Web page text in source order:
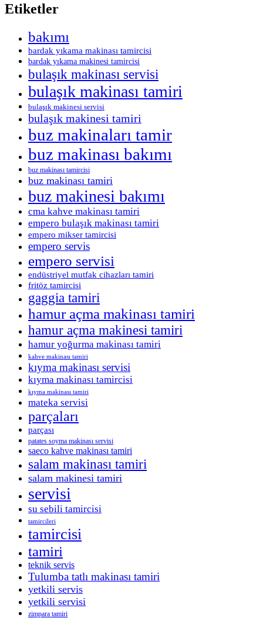
Etiketler
bakımı
bardak yıkama makinası tamircisi
bardak yıkama makinesi tamircisi
bulaşık makinası servisi
bulaşık makinası tamiri
bulaşık makinesi servisi
bulaşık makinesi tamiri
buz makinaları tamir
buz makinası bakımı
buz makinası tamircisi
buz makinası tamiri
buz makinesi bakımı
cma kahve makinası tamiri
empero bulaşık makinası tamiri
empero mikser tamircisi
empero servis
empero servisi
endüstriyel mutfak cihazları tamiri
fritöz tamircisi
gaggia tamiri
hamur açma makinası tamiri
hamur açma makinesi tamiri
hamur yoğurma makinası tamiri
kahve makinası tamiri
kıyma makinası servisi
kıyma makinası tamircisi
kıyma makinası tamiri
mateka servisi
parçaları
parçası
patates soyma makinası servisi
saeco kahve makinası tamiri
salam makinası tamiri
salam makinesi tamiri
servisi
su sebili tamircisi
tamircileri
tamircisi
tamiri
teknik servis
Tulumba tatlı makinası tamiri
yetkili servis
yetkili servisi
zimpara tamiri